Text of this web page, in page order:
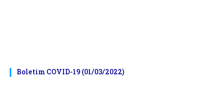
Boletim COVID-19 (01/03/2022)